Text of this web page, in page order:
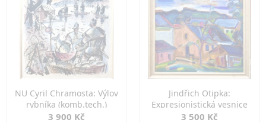
NU Cyril Chramosta: Výlov
rybníka (komb.tech.)
3 900 Kč
Jindřich Otipka:
Expresionistická vesnice
3 500 Kč